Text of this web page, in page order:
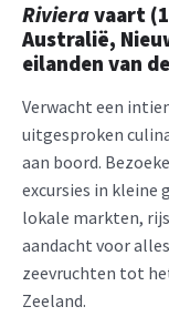
Rivieravaart
Australië,
eilanden van
Verwacht een
uitgesproken
aan boord.
excursies in kleine
lokale markten,
aandacht voor
zeevruchten tot
Zeeland.